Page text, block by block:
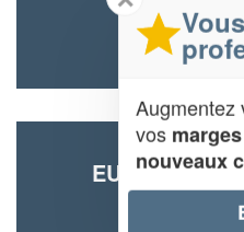
69 Rue Du
EURL
Route
Augmentez
vos marges
nouveaux